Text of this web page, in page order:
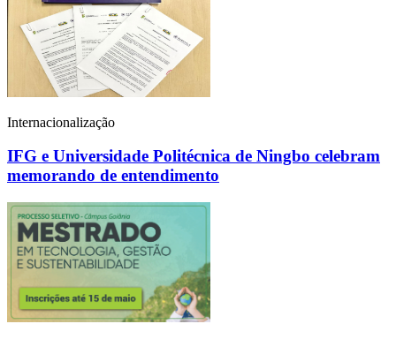
Internacionalização
IFG e Universidade Politécnica de Ningbo celebram
memorando de entendimento